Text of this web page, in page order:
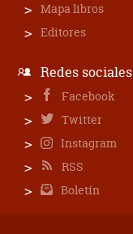
Mapa libros
Editores
Redes sociales
Facebook
Twitter
Instagram
RSS
Boletín